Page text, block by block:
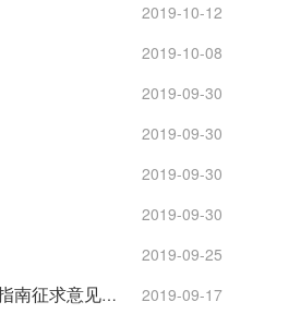
2019-10-12
2019-10-08
2019-09-30
2019-09-30
2019-09-30
2019-09-30
2019-09-25
关于对“重大自然灾害监测预警与防范”重点专项（文化遗产保护利用专题任务）2020年度项目申报指南征求意见的通知
2019-09-17